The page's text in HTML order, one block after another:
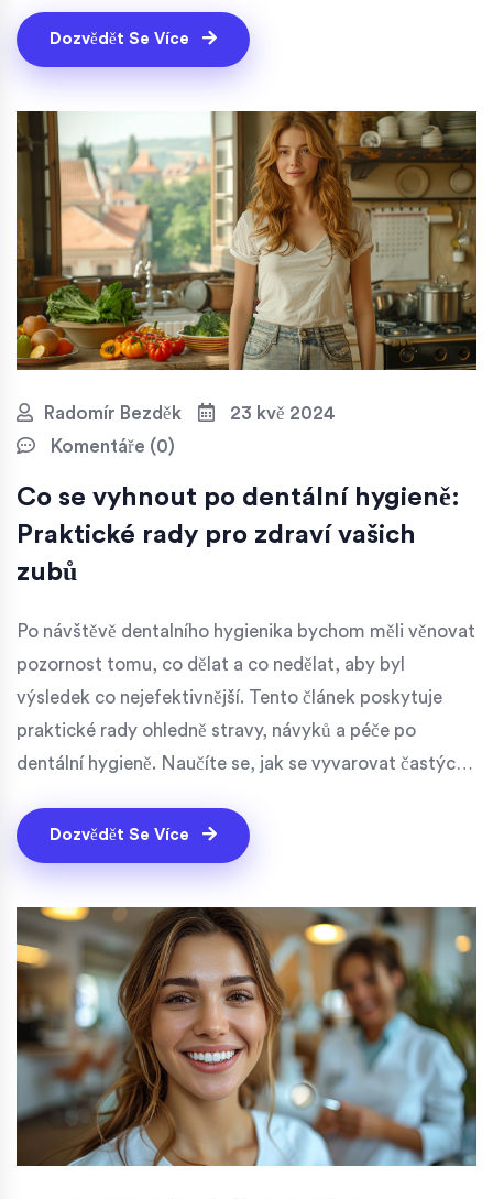
dosáhnout bělejších zubů bezpečným způsobem.
Dozvědět Se Více
Radomír Bezděk
23 kvě 2024
Komentáře (0)
Co se vyhnout po dentální hygieně:
Praktické rady pro zdraví vašich
zubů
Po návštěvě dentalního hygienika bychom měli věnovat
pozornost tomu, co dělat a co nedělat, aby byl
výsledek co nejefektivnější. Tento článek poskytuje
praktické rady ohledně stravy, návyků a péče po
dentální hygieně. Naučíte se, jak se vyvarovat častých
Dozvědět Se Více